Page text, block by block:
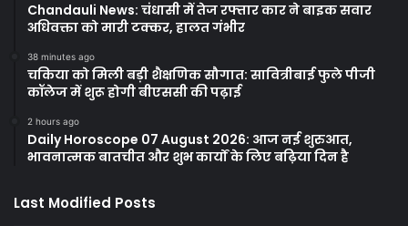
Chandauli News: चंधासी में तेज रफ्तार कार ने बाइक सवार
अधिवक्ता को मारी टक्कर, हालत गंभीर
38 minutes ago
चकिया को मिली बड़ी शैक्षणिक सौगात: सावित्रीबाई फुले पीजी
कॉलेज में शुरू होगी बीएससी की पढ़ाई
2 hours ago
Daily Horoscope 07 August 2026: आज नई शुरुआत,
भावनात्मक बातचीत और शुभ कार्यों के लिए बढ़िया दिन है
Last Modified Posts